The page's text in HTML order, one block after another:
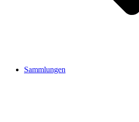
Sammlungen